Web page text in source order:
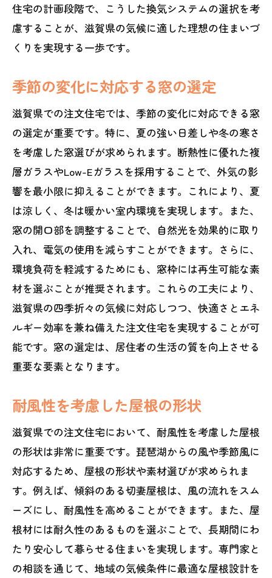
住宅の計画段階で、こうした換気システムの選択を考
慮することが、滋賀県の気候に適した理想の住まいづ
くりを実現する一歩です。
季節の変化に対応する窓の選定
滋賀県での注文住宅では、季節の変化に対応できる窓
の選定が重要です。特に、夏の強い日差しや冬の寒さ
を考慮した窓選びが求められます。断熱性に優れた複
層ガラスやLow-Eガラスを採用することで、外気の影
響を最小限に抑えることができます。これにより、夏
は涼しく、冬は暖かい室内環境を実現します。また、
窓の開口部を調整することで、自然光を効果的に取り
入れ、電気の使用を減らすことができます。さらに、
環境負荷を軽減するためにも、窓枠には再生可能な素
材を選ぶことが推奨されます。これらの工夫により、
滋賀県の四季折々の気候に対応しつつ、快適さとエネ
ルギー効率を兼ね備えた注文住宅を実現することが可
能です。窓の選定は、居住者の生活の質を向上させる
重要な要素となります。
耐風性を考慮した屋根の形状
滋賀県での注文住宅において、耐風性を考慮した屋根
の形状は非常に重要です。琵琶湖からの風や季節風に
対応するため、屋根の形状や素材選びが求められま
す。例えば、傾斜のある切妻屋根は、風の流れをスム
ーズにし、耐風性を高めることができます。また、屋
根材には耐久性のあるものを選ぶことで、長期間にわ
たり安心して暮らせる住まいを実現します。専門家と
の相談を通じて、地域の気候条件に最適な屋根設計を